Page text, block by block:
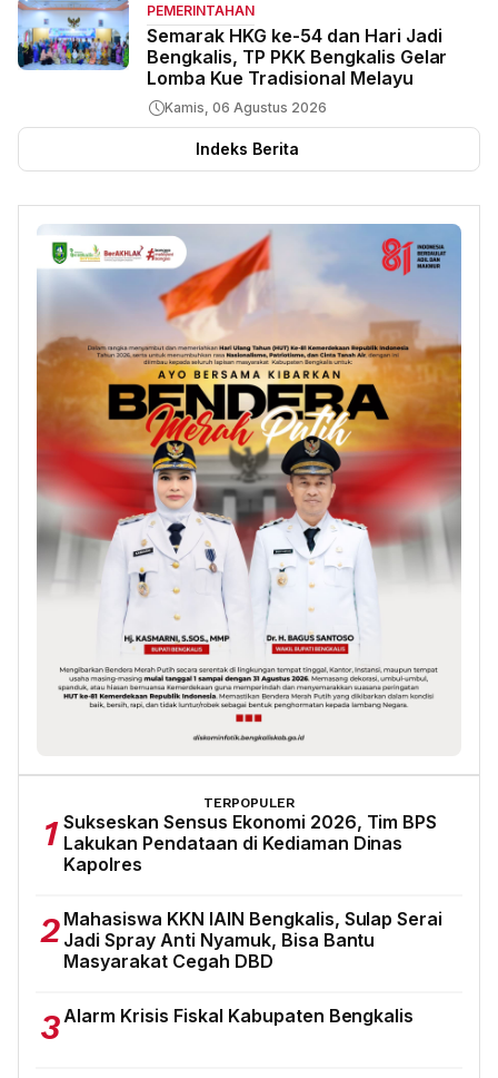
PEMERINTAHAN
Semarak HKG ke-54 dan Hari Jadi
Bengkalis, TP PKK Bengkalis Gelar
Lomba Kue Tradisional Melayu
Kamis, 06 Agustus 2026
Indeks Berita
TERPOPULER
1 Sukseskan Sensus Ekonomi 2026, Tim BPS
Lakukan Pendataan di Kediaman Dinas
Kapolres
2 Mahasiswa KKN IAIN Bengkalis, Sulap Serai
Jadi Spray Anti Nyamuk, Bisa Bantu
Masyarakat Cegah DBD
3 Alarm Krisis Fiskal Kabupaten Bengkalis